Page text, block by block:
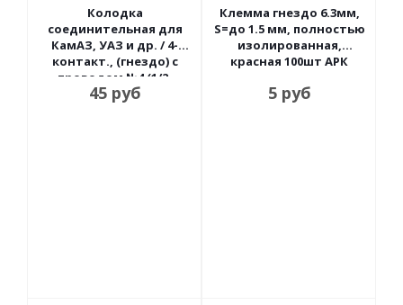
Колодка
соединительная для
КамАЗ, УАЗ и др. / 4-
контакт., (гнездо) с
проводом №4 (1/2-
внутренняя часть) АРК
45руб
Клемма гнездо 6.3мм,
S=до 1.5 мм, полностью
изолированная,
красная 100шт АРК
5руб